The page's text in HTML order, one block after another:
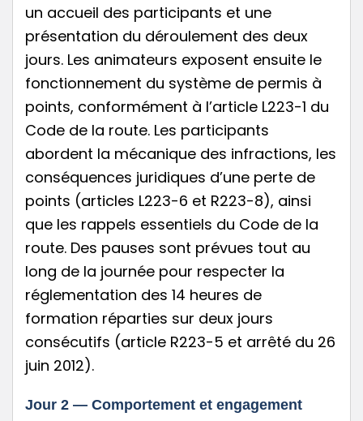
un accueil des participants et une
présentation du déroulement des deux
jours. Les animateurs exposent ensuite le
fonctionnement du système de permis à
points, conformément à l’article L223-1 du
Code de la route. Les participants
abordent la mécanique des infractions, les
conséquences juridiques d’une perte de
points (articles L223-6 et R223-8), ainsi
que les rappels essentiels du Code de la
route. Des pauses sont prévues tout au
long de la journée pour respecter la
réglementation des 14 heures de
formation réparties sur deux jours
consécutifs (article R223-5 et arrêté du 26
juin 2012).
Jour 2 — Comportement et engagement